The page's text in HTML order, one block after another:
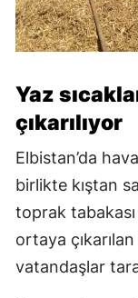
Yaz
çıkarılıyor
Elbistan’da
birlikte kıştan
toprak tabakası
ortaya
vatandaşlar